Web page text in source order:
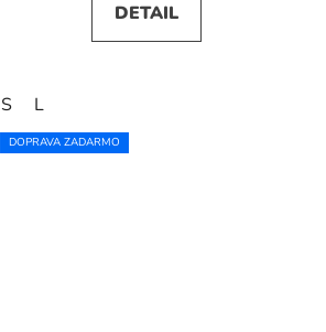
DETAIL
S L
DOPRAVA ZADARMO